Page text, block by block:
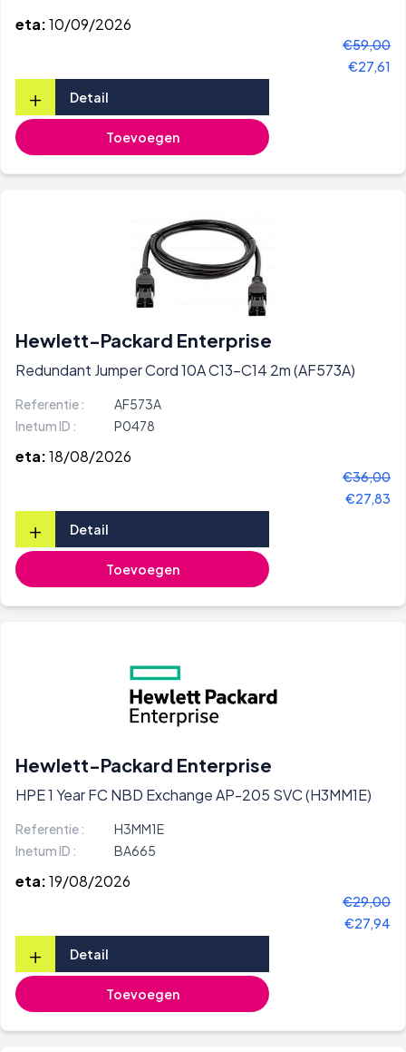
eta:10/09/2026
€59,00
€27,61
+ Detail
Toevoegen
Hewlett-Packard Enterprise
Redundant Jumper Cord 10A C13-C14 2m (AF573A)
Referentie :
AF573A
Inetum ID :
P0478
eta:18/08/2026
€36,00
€27,83
+ Detail
Toevoegen
Hewlett-Packard Enterprise
HPE 1 Year FC NBD Exchange AP-205 SVC (H3MM1E)
Referentie :
H3MM1E
Inetum ID :
BA665
eta:19/08/2026
€29,00
€27,94
+ Detail
Toevoegen